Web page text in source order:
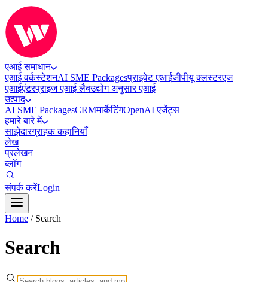
एआई समाधान
एआई वर्कस्टेशनAI SME Packagesप्राइवेट एआईजीपीयू क्लस्टरएज
एआईएंटरप्राइज एआई लैबउद्योग अनुसार एआई
उत्पाद
AI SME PackagesCRMमार्केटिंगOpenAI एजेंट्स
हमारे बारे में
साझेदारग्राहक कहानियाँ
लेख
प्रलेखन
ब्लॉग
संपर्क करेंLogin
Home / Search
Search